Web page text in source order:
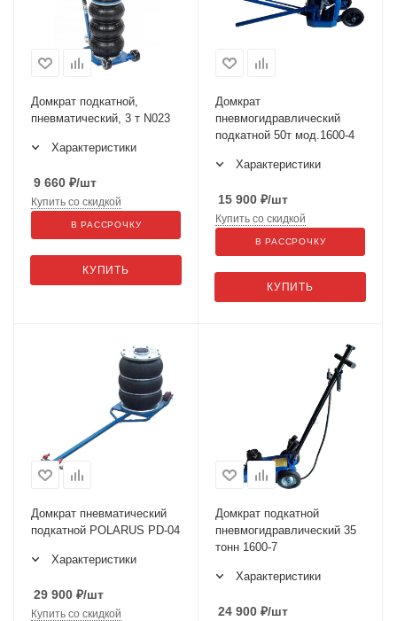
Домкрат подкатной,
пневматический, 3 т N023
Характеристики
9 660 ₽/шт
КУПИТЬ
Купить со скидкой
В РАССРОЧКУ
Домкрат
пневмогидравлический
подкатной 50т мод.1600-4
Характеристики
15 900 ₽/шт
КУПИТЬ
Купить со скидкой
В РАССРОЧКУ
Домкрат пневматический
подкатной POLARUS PD-04
Характеристики
29 900 ₽/шт
Купить со скидкой
Домкрат подкатной
пневмогидравлический 35
тонн 1600-7
Характеристики
24 900 ₽/шт